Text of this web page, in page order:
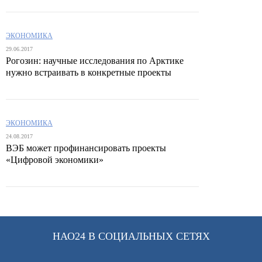
ЭКОНОМИКА
29.06.2017
Рогозин: научные исследования по Арктике
нужно встраивать в конкретные проекты
ЭКОНОМИКА
24.08.2017
ВЭБ может профинансировать проекты
«Цифровой экономики»
НАО24 В СОЦИАЛЬНЫХ СЕТЯХ